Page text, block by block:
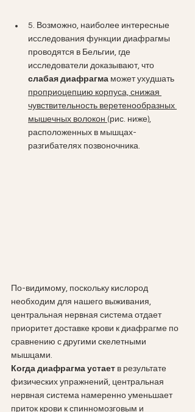
5. Возможно, наиболее интересные
исследования функции диафрагмы
проводятся в Бельгии, где
исследователи доказывают, что
слабая диафрагма может ухудшать
проприоцепцию корпуса, снижая
чувствительность веретенообразных
мышечных волокон (рис. ниже),
расположенных в мышцах-
разгибателях позвоночника.
По-видимому, поскольку кислород
необходим для нашего выживания,
центральная нервная система отдает
приоритет доставке крови к диафрагме по
сравнению с другими скелетными
мышцами.
Когда диафрагма устает в результате
физических упражнений, центральная
нервная система намеренно уменьшает
приток крови к спинномозговым и